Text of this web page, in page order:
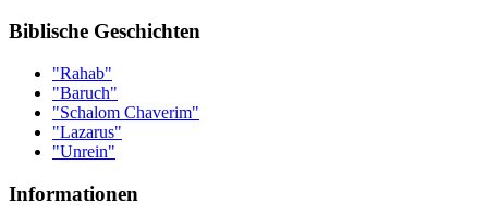
Biblische Geschichten
"Rahab"
"Baruch"
"Schalom Chaverim"
"Lazarus"
"Unrein"
Informationen